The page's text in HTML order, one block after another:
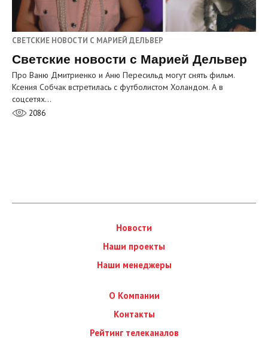
СВЕТСКИЕ НОВОСТИ С МАРИЕЙ ДЕЛЬВЕР
Светские новости с Марией Дельвер
Про Ваню Дмитриенко и Аню Пересильд могут снять фильм.
Ксения Собчак встретилась с футболистом Холандом. А в
соцсетях…
2086
Новости
Наши проекты
Наши менеджеры
О Компании
Контакты
Рейтинг телеканалов